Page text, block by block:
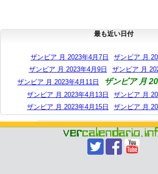
最も近い日付
ザンビア 月 2023年4月7日
ザンビア 月
ザンビア 月 2023年4月9日
ザンビア 月
ザンビア 月 2023年4月11日
ザンビア 月
ザンビア 月 2023年4月13日
ザンビア 月
ザンビア 月 2023年4月15日
ザンビア 月